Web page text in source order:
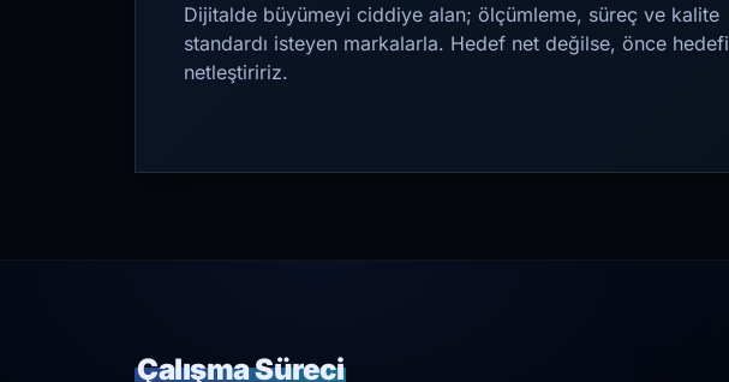
Dijitalde büyümeyi ciddiye alan; ölçümleme, süreç ve kalite
standardı isteyen markalarla. Hedef net değilse, önce hedefi
netleştiririz.
Çalışma Süreci